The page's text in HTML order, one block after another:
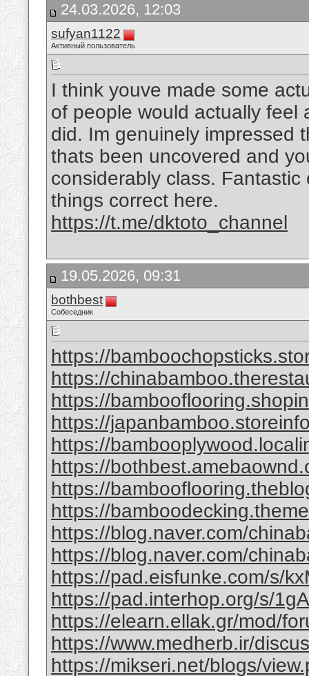
24.03.2026, 12:03
sufyan1122
Активный пользователь
I think youve made some
of people would actually feel
did. Im genuinely impressed
thats been uncovered and
considerably class.
things correct here.
https://t.me/dktoto_channel
19.05.2026, 09:31
bothbest
Собеседник
https://
https://
https://
https://
https://
https://
https://
https://
https://blog.naver.com/
https://blog.naver.com/
https://pad.eisfunke.com/s/
https://pad.interhop.org/s/
https://elearn.ellak.gr/mod/
https://www.medherb.ir/
https://mikseri.net/blogs/